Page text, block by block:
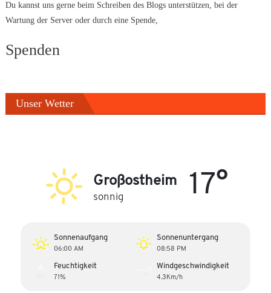
Du kannst uns gerne beim Schreiben des Blogs unterstützen, bei der
Wartung der Server oder durch eine Spende,
Spenden
Unser Wetter
Großostheim
sonnig 17°
Sonnenaufgang
06:00 AM
Sonnenuntergang
08:58 PM
Feuchtigkeit
71%
Windgeschwindigkeit
4.3Km/h